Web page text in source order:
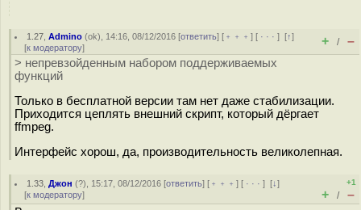
1.27 ,Admino (ok), 14:16, 08/12/2016 [ответить] [ ﹢﹢﹢] [ · · ·][↑]
[к модератору] + / –
> непревзойденным набором поддерживаемых
функций
Только в бесплатной версии там нет даже стабилизации.
Приходится цеплять внешний скрипт, который дёргает
ffmpeg.
Интерфейс хорош, да, производительность великолепная.
1.33 ,Джон (?), 15:17, 08/12/2016 [ответить] [ ﹢﹢﹢] [ · · ·][↓]
[к модератору]
+1
+ / –